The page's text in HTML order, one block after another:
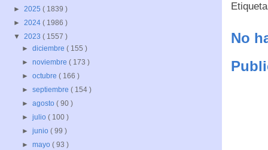
No
► 2025 ( 1839 )
► 2024 ( 1986 )
▼ 2023 ( 1557 )
►diciembre( 155 )
►noviembre( 173 )
►octubre( 166 )
►septiembre( 154 )
►agosto( 90 )
►julio( 100 )
►junio( 99 )
►mayo( 93 )